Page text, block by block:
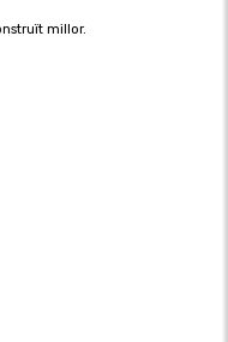
millor.